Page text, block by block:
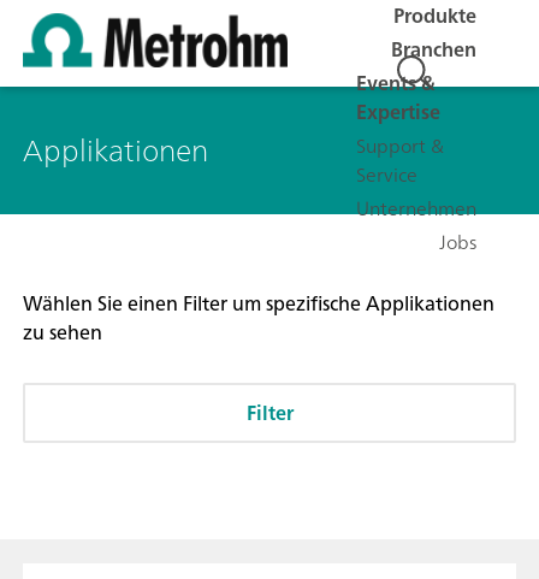
Produkte
Branchen
Events &
Expertise
Support &
Service
Unternehmen
Jobs
Applikationen
Wählen Sie einen Filter um spezifische Applikationen
zu sehen
Filter